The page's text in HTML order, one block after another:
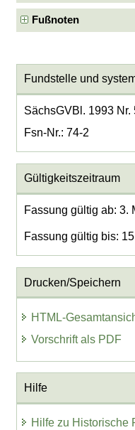
Fußnoten
Fundstelle und
SächsGVBl. 1993 Nr.
Fsn-Nr.: 74-2
Gültigkeitszeitraum
Fassung gültig ab: 3.
Fassung gültig bis:
Drucken/Speichern
HTML-
Vorschrift als PDF
Hilfe
Hilfe zu Historische